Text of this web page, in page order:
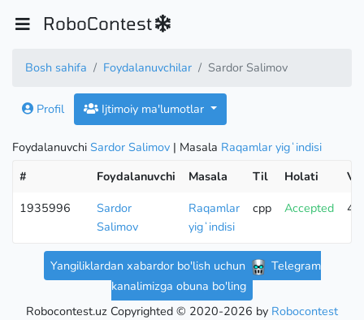
RoboContest
Bosh sahifa Foydalanuvchilar Sardor Salimov
Profil Ijtimoiy ma'lumotlar
Foydalanuvchi Sardor Salimov | Masala Raqamlar yigʻindisi
#
Foydalanuvchi Masala Til Holati
1935996
Sardor
Salimov
Raqamlar
yigʻindisi
cpp Accepted 47
Yangiliklardan xabardor bo'lish uchun
Telegram
kanalimizga obuna bo'ling
Robocontest.uz Copyrighted © 2020-2026 by Robocontest